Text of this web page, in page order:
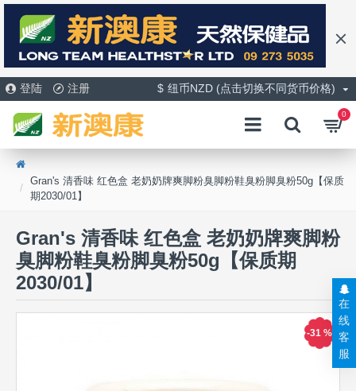
登陆 注册 $ 纽币NZD (点击切换不同货币价格)
0
Gran's 清香味 红色盒 老奶奶牌爽脚粉臭脚粉鞋臭粉脚臭粉50g【保质
期2030/01】
Gran's 清香味 红色盒 老奶奶牌爽脚粉
臭脚粉鞋臭粉脚臭粉50g【保质期
2030/01】
-31 %
在
线
客
服